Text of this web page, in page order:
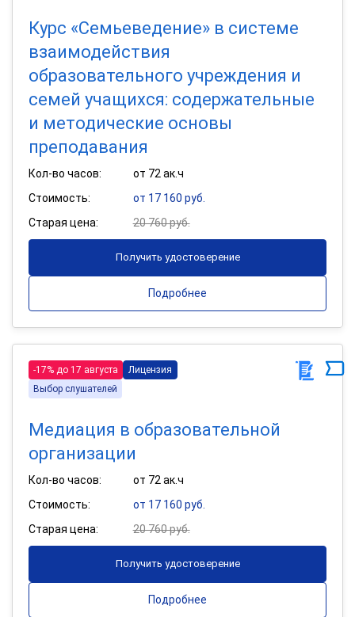
Курс «Семьеведение» в системе
взаимодействия
образовательного учреждения и
семей учащихся: содержательные
и методические основы
преподавания
Кол-во часов:
от 72 ак.ч
Стоимость:
от 17 160 руб.
Старая цена:
20 760 руб.
Получить удостоверение
Подробнее
-17% до 17 августа
Лицензия
Выбор слушателей
Медиация в образовательной
организации
Кол-во часов:
от 72 ак.ч
Стоимость:
от 17 160 руб.
Старая цена:
20 760 руб.
Получить удостоверение
Подробнее